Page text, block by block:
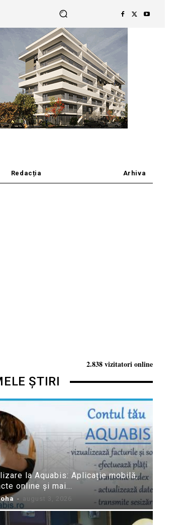
Redacția Arhiva
2.838 vizitatori online
ȘTIRI
la Aquabis: Aplicație mobilă,
online și mai...
- august 3, 2026